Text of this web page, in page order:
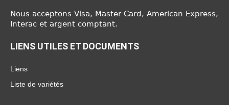
Nous acceptons Visa, Master Card, American Express,
Interac et argent comptant.
LIENS UTILES ET DOCUMENTS
Liens
Liste de variétés